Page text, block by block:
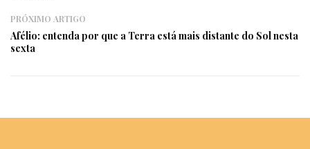
PRÓXIMO ARTIGO
Afélio: entenda por que a Terra está mais distante do Sol nesta
sexta